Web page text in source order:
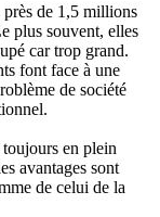
de 1,5 millions
plus souvent, elles
car trop grand.
font face à une
de société
en plein
avantages sont
de celui de la